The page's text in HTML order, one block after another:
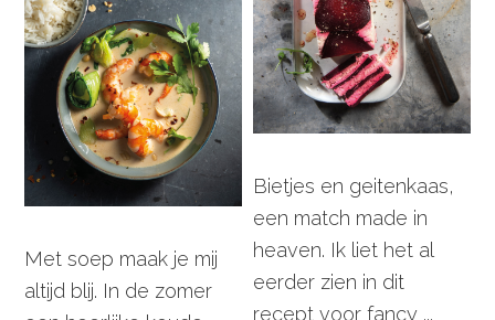
Met soep maak je mij
altijd blij. In de zomer
Bietjes en geitenkaas,
een match made in
heaven. Ik liet het al
eerder zien in dit
recept voor fancy ...